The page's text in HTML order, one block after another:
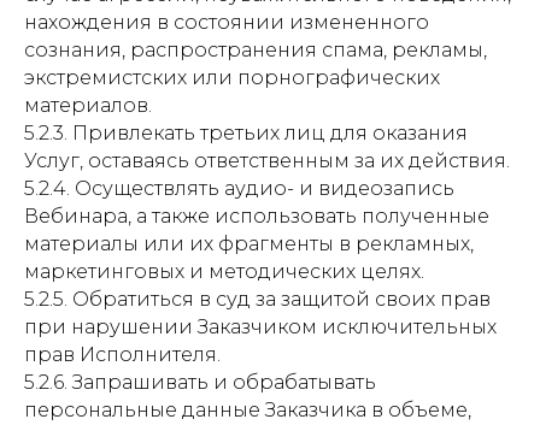
нахождения в состоянии измененного
сознания, распространения спама, рекламы,
экстремистских или порнографических
материалов.
5.2.3. Привлекать третьих лиц для оказания
Услуг, оставаясь ответственным за их действия.
5.2.4. Осуществлять аудио- и видеозапись
Вебинара, а также использовать полученные
материалы или их фрагменты в рекламных,
маркетинговых и методических целях.
5.2.5. Обратиться в суд за защитой своих прав
при нарушении Заказчиком исключительных
прав Исполнителя.
5.2.6. Запрашивать и обрабатывать
персональные данные Заказчика в объеме,